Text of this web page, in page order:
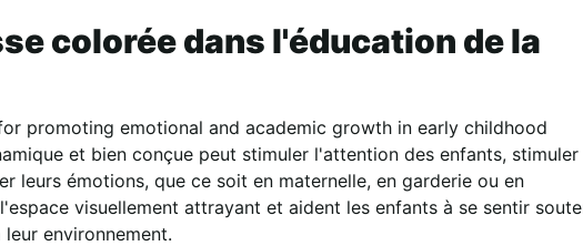
colorée dans l'éducation de la
promoting emotional and academic growth in early childhood
et bien conçue peut stimuler l'attention des enfants, stimuler
leurs émotions, que ce soit en maternelle, en garderie ou en
visuellement attrayant et aident les enfants à se sentir
environnement.